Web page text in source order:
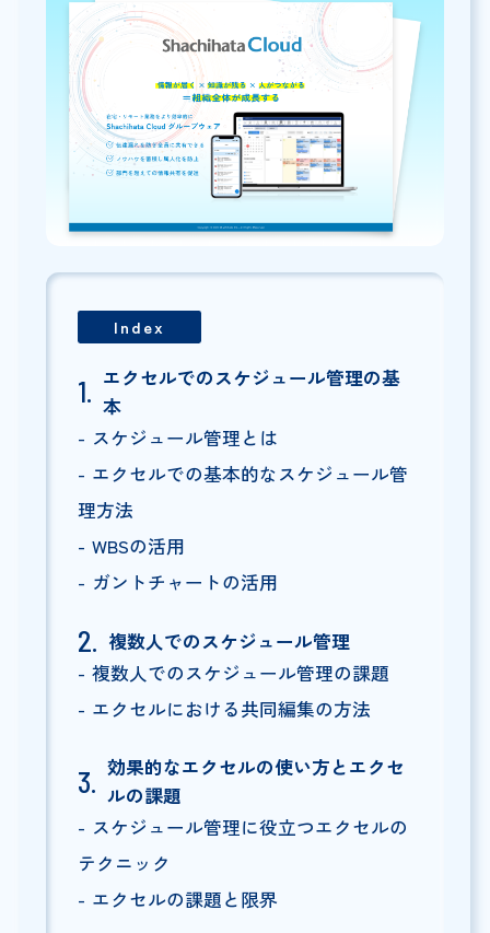
Index
エクセルでのスケジュール管理の基
本
スケジュール管理とは
エクセルでの基本的なスケジュール管
理方法
WBSの活用
ガントチャートの活用
複数人でのスケジュール管理
複数人でのスケジュール管理の課題
エクセルにおける共同編集の方法
効果的なエクセルの使い方とエクセ
ルの課題
スケジュール管理に役立つエクセルの
テクニック
エクセルの課題と限界